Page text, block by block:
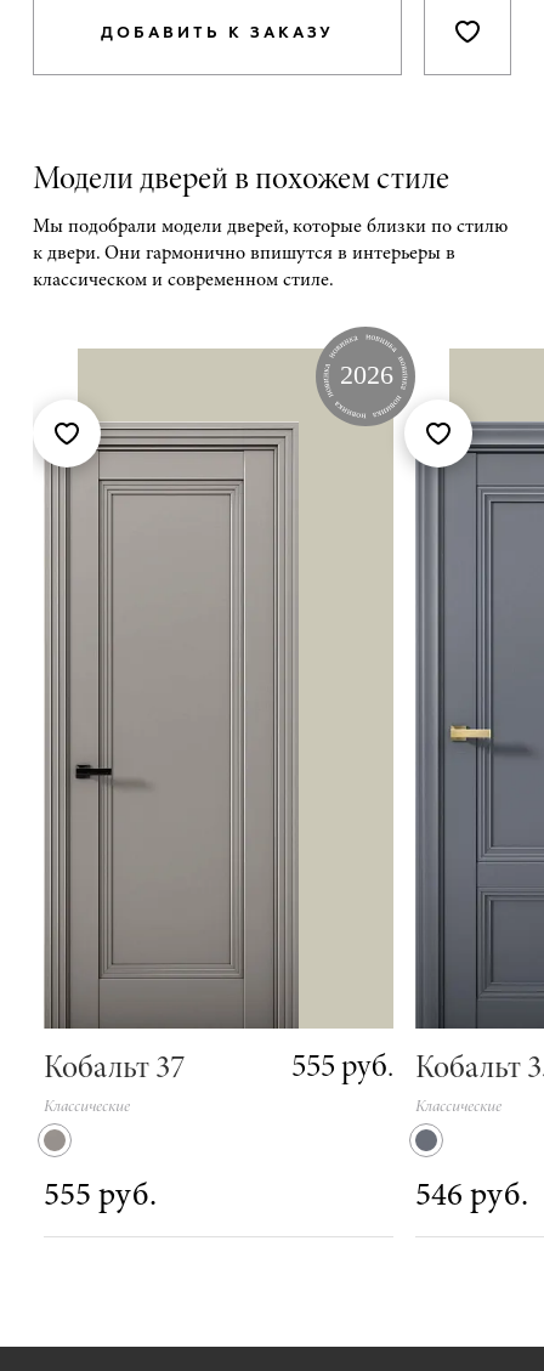
ДОБАВИТЬ К ЗАКАЗУ
Модели дверей в похожем стиле
Мы подобрали модели дверей, которые близки по стилю
к двери. Они гармонично впишутся в интерьеры в
классическом и современном стиле.
Кобальт 37 555 руб.
Классические
555 руб.
Кобальт
Классические
546 руб.